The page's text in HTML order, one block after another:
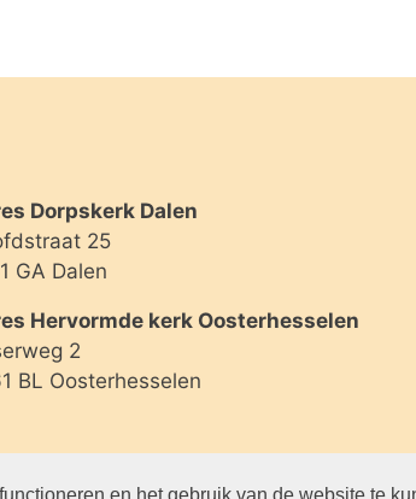
Dorpskerk Dalen
25
GA Dalen
Hervormde kerk Oosterhesselen
2
BL Oosterhesselen